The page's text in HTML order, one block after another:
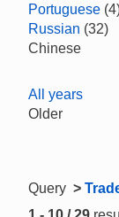
Portuguese
Russian (32)
Chinese
All years
Older
Query >